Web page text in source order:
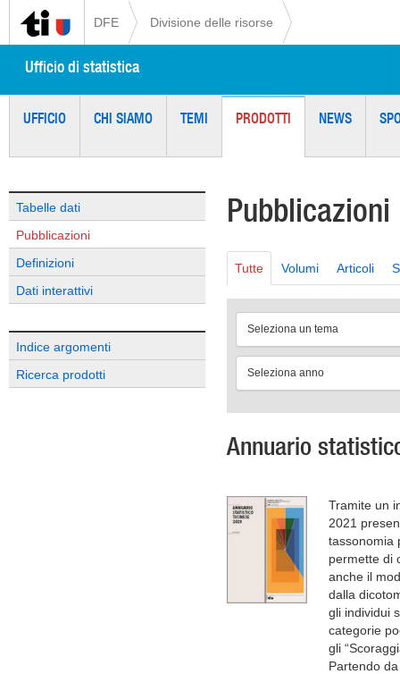
DFE Divisione delle risorse
Ufficio di statistica
UFFICIO CHI SIAMO TEMI PRODOTTI NEWS
Tabelle dati
Pubblicazioni
Definizioni
Dati interattivi
Indice argomenti
Ricerca prodotti
Pubblicazioni
Tutte Volumi Articoli
Seleziona un tema
Seleziona anno
Annuario
Tramite un
2021
tassonomia
permette di
anche il
dalla
gli individui
categorie
gli
Partendo